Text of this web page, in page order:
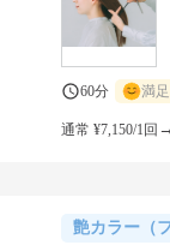
60分 満
通常 ¥7,150/1回
艶カラー（